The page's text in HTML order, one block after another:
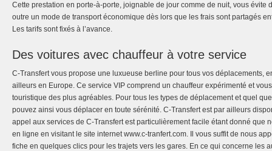
Cette prestation en porte-à-porte, joignable de jour comme de nuit, vous évite
outre un mode de transport économique dès lors que les frais sont partagés
Les tarifs sont fixés à l’avance.
Des voitures avec chauffeur à votre service
C-Transfert vous propose une luxueuse berline pour tous vos déplacements,
ailleurs en Europe. Ce service VIP comprend un chauffeur expérimenté et
touristique des plus agréables. Pour tous les types de déplacement et quel
pouvez ainsi vous déplacer en toute sérénité. C-Transfert est par ailleurs
appel aux services de C-Transfert est particulièrement facile étant donné que
en ligne en visitant le site internet www.c-tranfert.com. Il vous suffit de nous
fiche en quelques clics pour les trajets vers les gares. En ce qui concerne les